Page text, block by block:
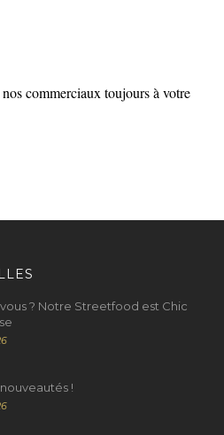
commerciaux toujours à votre
? Notre Streetfood est Chic
!